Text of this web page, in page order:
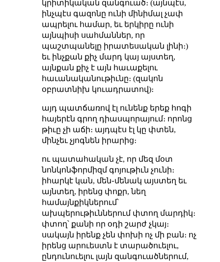
կրիտիկական զանգուած։ (այնպէս,
ինչպէս գազոնը ունի մինիմալ չափ
ապրելու համար, եւ երկիրը ունի
այնպիսի սահմաններ, որ
պաշտպանելը իրատեսական լինի։)
եւ ինչքան քիչ մարդ կայ այստեղ,
այնքան քիչ է այն հաւաքելու
հաւանականութիւնը։ (զակոն
օբրատնիխ կուադրատով)։
այդ պատճառով էլ ունենք երեք հոգի
հայերէն գրող դիասպորայում։ որոնց
թիւը չի աճի։ այդպէս էլ կը փտեն,
մինչեւ չյոգնեն իրարից։
ու պատահական չէ, որ մեզ մօտ
նոնկոնֆորմիզմ գոյութիւն չունի։
իհարկէ կան, մեն֊մենակ այստեղ եւ
այնտեղ, իրենց փոքր, նեղ
համայնքիկներում՝
ախպերութիւններում փտող մարդիկ։
փտող՝ քանի որ օդի շարժ չկայ։
սակայն իրենք չեն փոխի ոչ մի բան։ ոչ
իրենց արուեստն է տարածուելու,
ընդունուելու լայն զանգուածներում,